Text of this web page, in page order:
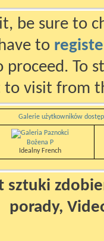
be sure to
to
To
visit from
Galerie użytkowników
Bożena P
Idealny French
sztuki
porady,